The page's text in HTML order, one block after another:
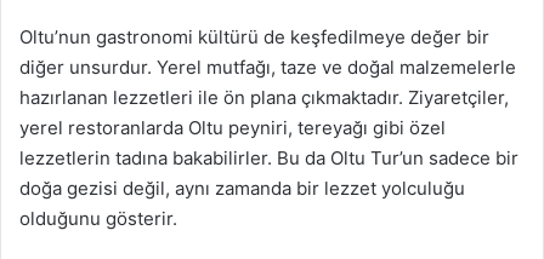
Oltu’nun gastronomi kültürü de keşfedilmeye değer bir
diğer unsurdur. Yerel mutfağı, taze ve doğal malzemelerle
hazırlanan lezzetleri ile ön plana çıkmaktadır. Ziyaretçiler,
yerel restoranlarda Oltu peyniri, tereyağı gibi özel
lezzetlerin tadına bakabilirler. Bu da Oltu Tur’un sadece bir
doğa gezisi değil, aynı zamanda bir lezzet yolculuğu
olduğunu gösterir.